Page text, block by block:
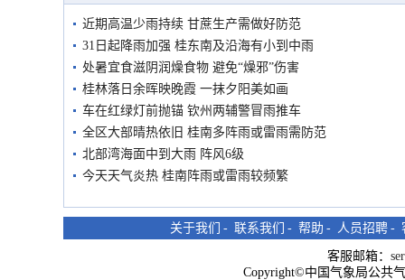
近期高温少雨持续 甘蔗生产需做好防范
31日起降雨加强 桂东南及沿海有小到中雨
处暑宜食滋阴润燥食物 避免“燥邪”伤害
桂林落日余晖映晚霞 一抹夕阳美如画
车在红绿灯前抛锚 钦州两辅警冒雨推车
全区大部晴热依旧 桂南多阵雨或雷雨需防范
北部湾海面中到大雨 阵风6级
今天天气炎热 桂南阵雨或雷雨较频繁
关于我们 - 联系我们 - 帮助 - 人员招聘 -
客服邮箱：
Copyright©中国气象局公共